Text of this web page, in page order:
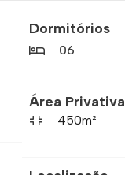
Dormitórios
06
Área Privativa
450m²